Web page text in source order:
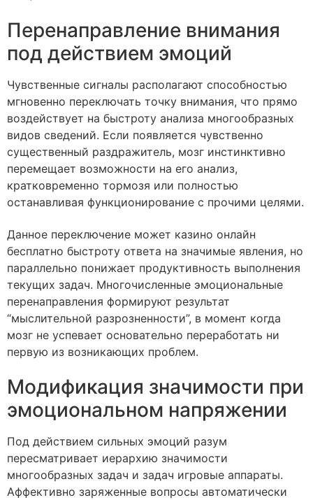
Перенаправление внимания
под действием эмоций
Чувственные сигналы располагают способностью
мгновенно переключать точку внимания, что прямо
воздействует на быстроту анализа многообразных
видов сведений. Если появляется чувственно
существенный раздражитель, мозг инстинктивно
перемещает возможности на его анализ,
кратковременно тормозя или полностью
останавливая функционирование с прочими целями.
Данное переключение может казино онлайн
бесплатно быстроту ответа на значимые явления, но
параллельно понижает продуктивность выполнения
текущих задач. Многочисленные эмоциональные
перенаправления формируют результат
“мыслительной разрозненности”, в момент когда
мозг не успевает основательно переработать ни
первую из возникающих проблем.
Модификация значимости при
эмоциональном напряжении
Под действием сильных эмоций разум
пересматривает иерархию значимости
многообразных задач и задач игровые аппараты.
Аффективно заряженные вопросы автоматически